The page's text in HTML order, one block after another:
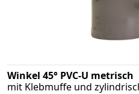
Winkel 45° PVC-U metrisch
mit Klebmuffe und